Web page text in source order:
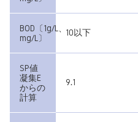
BOD〔1g/L、
mg/L〕
10以下
SP値
凝集E
からの
計算
9.1